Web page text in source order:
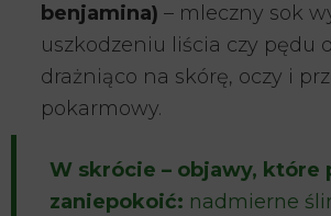
benjamina) – mleczny sok
uszkodzeniu liścia czy pędu
drażniąco na skórę, oczy i
pokarmowy.
W skrócie – objawy, które
zaniepokoić: nadmierne